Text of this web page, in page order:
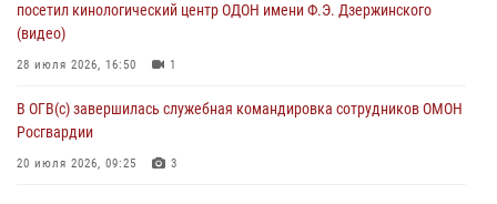
В кинологическом центре Уральского округа Росгвардии почтили
память товарищей, погибших при исполнении воинского долга
06 августа 2026, 13:29
посетил кинологический центр ОДОН имени Ф.Э. Дзержинского
(видео)
28 июля 2026, 16:50 1
В ОГВ(с) завершилась служебная командировка сотрудников ОМОН
Росгвардии
20 июля 2026, 09:25 3